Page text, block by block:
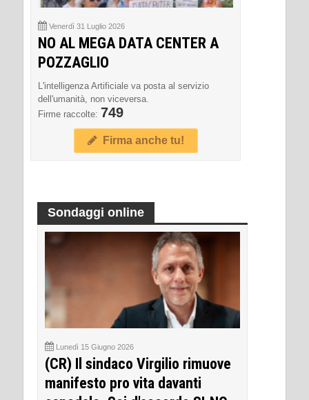
Venerdì 31 Luglio 2026
NO AL MEGA DATA CENTER A
POZZAGLIO
L'intelligenza Artificiale va posta al servizio
dell'umanità, non viceversa.
Firme raccolte: 749
Firma anche tu!
Sondaggi online
Lunedì 15 Giugno 2026
(CR) Il sindaco Virgilio rimuove
manifesto pro vita davanti